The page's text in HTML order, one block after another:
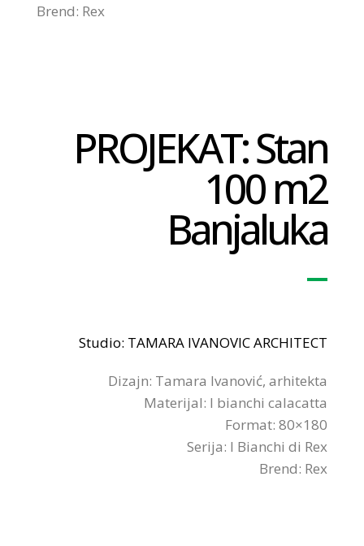
Brend: Rex
PROJEKAT: Stan
100 m2
Banjaluka
Studio: TAMARA IVANOVIC ARCHITECT
Dizajn: Tamara Ivanović, arhitekta
Materijal: I bianchi calacatta
Format: 80×180
Serija: I Bianchi di Rex
Brend: Rex